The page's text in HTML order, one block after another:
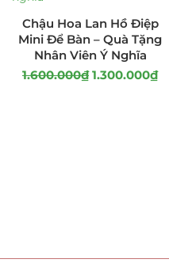
Chậu Hoa Lan Hồ Điệp
Mini Để Bàn – Quà Tặng
Nhân Viên Ý Nghĩa
1.600.000₫ 1.300.000₫